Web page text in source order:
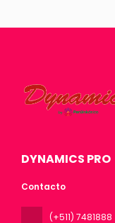
DYNAMICS PRO
Contacto
(+511) 7481888